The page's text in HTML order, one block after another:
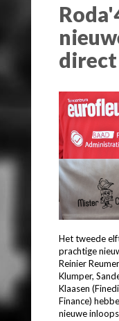
direct
Het tweede
prachtige
Reinier
Klumper,
Klaasen
Finance)
nieuwe